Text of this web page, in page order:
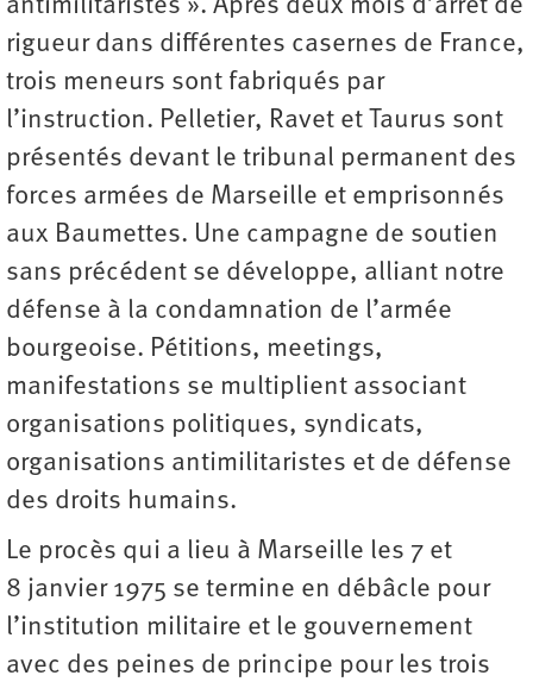
antimilitaristes ». Après deux mois d’arrêt de
rigueur dans différentes casernes de France,
trois meneurs sont fabriqués par
l’instruction. Pelletier, Ravet et Taurus sont
présentés devant le tribunal permanent des
forces armées de Marseille et emprisonnés
aux Baumettes. Une campagne de soutien
sans précédent se développe, alliant notre
défense à la condamnation de l’armée
bourgeoise. Pétitions, meetings,
manifestations se multiplient associant
organisations politiques, syndicats,
organisations antimilitaristes et de défense
des droits humains.
Le procès qui a lieu à Marseille les 7 et
8 janvier 1975 se termine en débâcle pour
l’institution militaire et le gouvernement
avec des peines de principe pour les trois